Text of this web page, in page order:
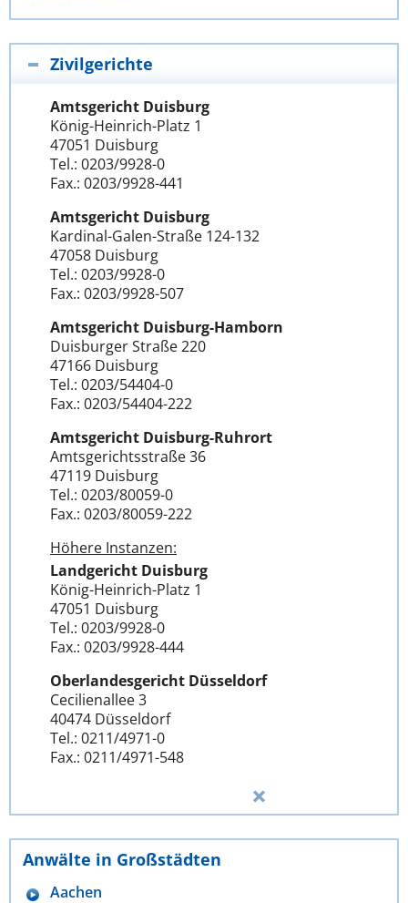
Zivilgerichte
Amtsgericht Duisburg
König-Heinrich-Platz 1
47051 Duisburg
Tel.: 0203/9928-0
Fax.: 0203/9928-441
Amtsgericht Duisburg
Kardinal-Galen-Straße 124-132
47058 Duisburg
Tel.: 0203/9928-0
Fax.: 0203/9928-507
Amtsgericht Duisburg-Hamborn
Duisburger Straße 220
47166 Duisburg
Tel.: 0203/54404-0
Fax.: 0203/54404-222
Amtsgericht Duisburg-Ruhrort
Amtsgerichtsstraße 36
47119 Duisburg
Tel.: 0203/80059-0
Fax.: 0203/80059-222
Höhere Instanzen:
Landgericht Duisburg
König-Heinrich-Platz 1
47051 Duisburg
Tel.: 0203/9928-0
Fax.: 0203/9928-444
Oberlandesgericht Düsseldorf
Cecilienallee 3
40474 Düsseldorf
Tel.: 0211/4971-0
Fax.: 0211/4971-548
Anwälte in Großstädten
Aachen